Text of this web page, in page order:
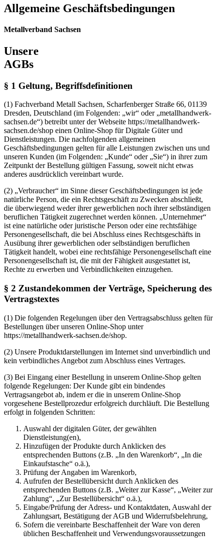
Allgemeine Geschäftsbedingungen
Metallverband Sachsen
Unsere
AGBs
§ 1 Geltung, Begriffsdefinitionen
(1) Fachverband Metall Sachsen, Scharfenberger Straße 66, 01139
Dresden, Deutschland (im Folgenden: „wir“ oder „metallhandwerk-
sachsen.de“) betreibt unter der Webseite https://metallhandwerk-
sachsen.de/shop einen Online-Shop für Digitale Güter und
Dienstleistungen. Die nachfolgenden allgemeinen
Geschäftsbedingungen gelten für alle Leistungen zwischen uns und
unseren Kunden (im Folgenden: „Kunde“ oder „Sie“) in ihrer zum
Zeitpunkt der Bestellung gültigen Fassung, soweit nicht etwas
anderes ausdrücklich vereinbart wurde.
(2) „Verbraucher“ im Sinne dieser Geschäftsbedingungen ist jede
natürliche Person, die ein Rechtsgeschäft zu Zwecken abschließt,
die überwiegend weder ihrer gewerblichen noch ihrer selbständigen
beruflichen Tätigkeit zugerechnet werden können. „Unternehmer“
ist eine natürliche oder juristische Person oder eine rechtsfähige
Personengesellschaft, die bei Abschluss eines Rechtsgeschäfts in
Ausübung ihrer gewerblichen oder selbständigen beruflichen
Tätigkeit handelt, wobei eine rechtsfähige Personengesellschaft eine
Personengesellschaft ist, die mit der Fähigkeit ausgestattet ist,
Rechte zu erwerben und Verbindlichkeiten einzugehen.
§ 2 Zustandekommen der Verträge, Speicherung des
Vertragstextes
(1) Die folgenden Regelungen über den Vertragsabschluss gelten für
Bestellungen über unseren Online-Shop unter
https://metallhandwerk-sachsen.de/shop.
(2) Unsere Produktdarstellungen im Internet sind unverbindlich und
kein verbindliches Angebot zum Abschluss eines Vertrages.
(3) Bei Eingang einer Bestellung in unserem Online-Shop gelten
folgende Regelungen: Der Kunde gibt ein bindendes
Vertragsangebot ab, indem er die in unserem Online-Shop
vorgesehene Bestellprozedur erfolgreich durchläuft. Die Bestellung
erfolgt in folgenden Schritten:
Auswahl der digitalen Güter, der gewählten
Dienstleistung(en),
Hinzufügen der Produkte durch Anklicken des
entsprechenden Buttons (z.B. „In den Warenkorb“, „In die
Einkaufstasche“ o.ä.),
Prüfung der Angaben im Warenkorb,
Aufrufen der Bestellübersicht durch Anklicken des
entsprechenden Buttons (z.B. „Weiter zur Kasse“, „Weiter zur
Zahlung“, „Zur Bestellübersicht“ o.ä.),
Eingabe/Prüfung der Adress- und Kontaktdaten, Auswahl der
Zahlungsart, Bestätigung der AGB und Widerrufsbelehrung,
Sofern die vereinbarte Beschaffenheit der Ware von deren
üblichen Beschaffenheit und Verwendungsvoraussetzungen